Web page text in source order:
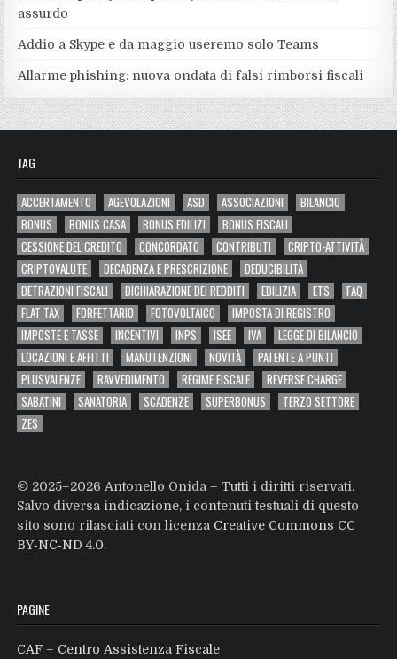
assurdo
Addio a Skype e da maggio useremo solo Teams
Allarme phishing: nuova ondata di falsi rimborsi fiscali
TAG
ACCERTAMENTO AGEVOLAZIONI ASD ASSOCIAZIONI
BILANCIO
BONUS
BONUS CASA BONUS EDILIZI
BONUS FISCALI
CESSIONE DEL CREDITO
CONCORDATO CONTRIBUTI
CRIPTO-ATTIVITÀ
CRIPTOVALUTE
DECADENZA E PRESCRIZIONE
DEDUCIBILITÀ
DETRAZIONI FISCALI
DICHIARAZIONE DEI REDDITI EDILIZIA ETS
FAQ
FLAT TAX
FORFETTARIO FOTOVOLTAICO
IMPOSTA DI REGISTRO
IMPOSTE E TASSE
INCENTIVI INPS ISEE IVA
LEGGE DI BILANCIO
LOCAZIONI E AFFITTI
MANUTENZIONI NOVITÀ
PATENTE A PUNTI
PLUSVALENZE
RAVVEDIMENTO REGIME FISCALE
REVERSE CHARGE
SABATINI
SANATORIA SCADENZE SUPERBONUS
TERZO SETTORE
ZES
© 2025–2026 Antonello Onida – Tutti i diritti riservati.
Salvo diversa indicazione, i contenuti testuali di questo
sito sono rilasciati con licenza Creative Commons CC
BY‑NC‑ND 4.0.
PAGINE
CAF – Centro Assistenza Fiscale